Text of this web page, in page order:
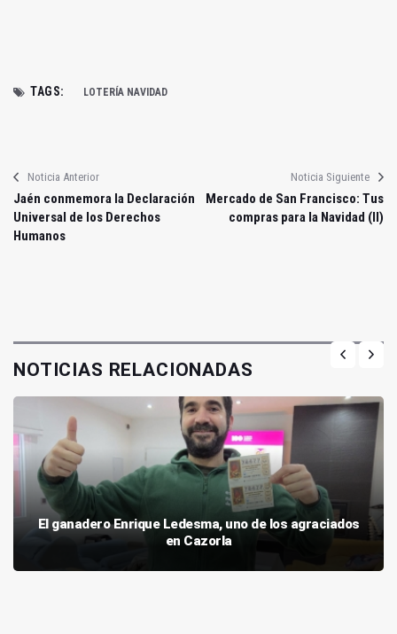
TAGS: LOTERÍA NAVIDAD
Noticia Anterior
Jaén conmemora la Declaración
Universal de los Derechos
Humanos
Noticia Siguiente
Mercado de San Francisco: Tus
compras para la Navidad (II)
NOTICIAS RELACIONADAS
El ganadero Enrique Ledesma, uno de los agraciados
en Cazorla